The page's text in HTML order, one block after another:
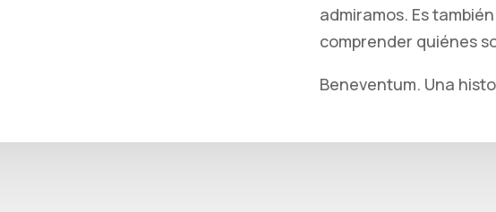
admiramos. Es
comprender quiénes
Beneventum. Una